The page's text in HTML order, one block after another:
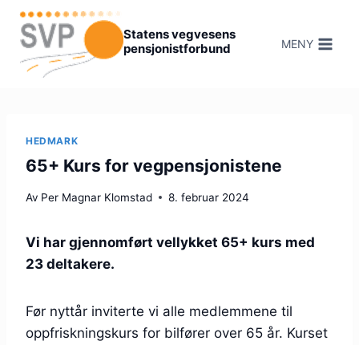
Hopp
innhold
Statens vegvesens
pensjonistforbund
MENY
HEDMARK
65+ Kurs for vegpensjonistene
Av Per Magnar Klomstad 8. februar 2024
Vi har gjennomført vellykket 65+ kurs med
23 deltakere.
Før nyttår inviterte vi alle medlemmene til
oppfriskningskurs for bilfører over 65 år. Kurset